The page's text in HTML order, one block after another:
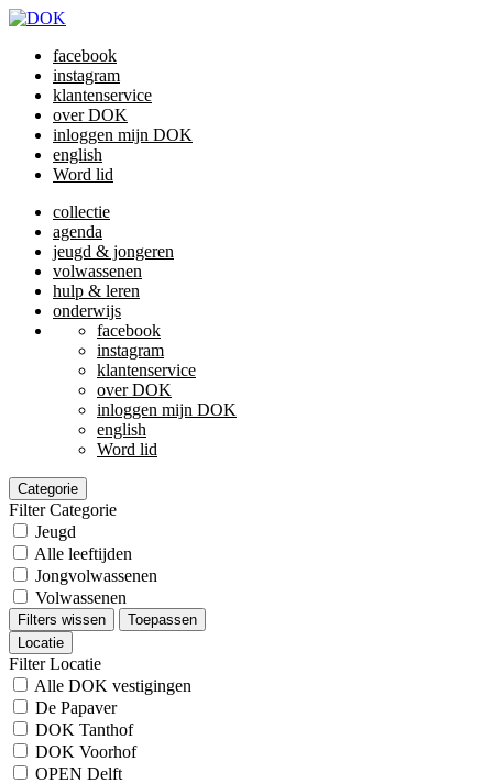
facebook
instagram
klantenservice
over DOK
inloggen mijn DOK
english
Word lid
collectie
agenda
jeugd & jongeren
volwassenen
hulp & leren
onderwijs
facebook
instagram
klantenservice
over DOK
inloggen mijn DOK
english
Word lid
Categorie
Filter Categorie
Jeugd
Alle leeftijden
Jongvolwassenen
Volwassenen
Filters wissen
Toepassen
Locatie
Filter Locatie
Alle DOK vestigingen
De Papaver
DOK Tanthof
DOK Voorhof
OPEN Delft